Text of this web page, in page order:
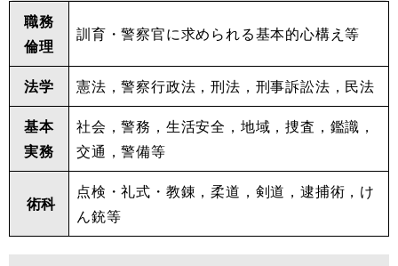
職務
倫理
訓育・警察官に求められる基本的心構え等
法学 憲法，警察行政法，刑法，刑事訴訟法，民法
基本
実務
社会，警務，生活安全，地域，捜査，鑑識，
交通，警備等
術科
点検・礼式・教錬，柔道，剣道，逮捕術，け
ん銃等